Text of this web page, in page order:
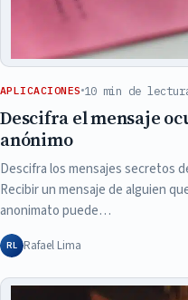
APLICACIONES 10 min de
Descifra el mensaje
anónimo
Descifra los mensajes secretos
Recibir un mensaje de alguien
anonimato puede…
RL Rafael Lima